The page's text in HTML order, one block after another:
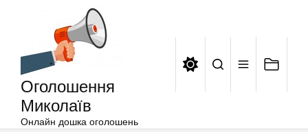
Оголошення
Миколаїв
Онлайн дошка оголошень